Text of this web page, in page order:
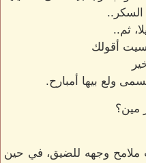
السكر..
ثم..
أقولك
ولع بيها أمبارح.
مين؟
ملامح وجهه للضيق، في حين